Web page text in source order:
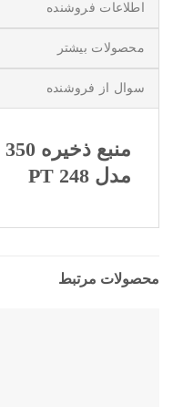
اطلاعات فروشنده
محصولات بیشتر
سوال از فروشنده
مدل PT 248
محصولات مرتبط